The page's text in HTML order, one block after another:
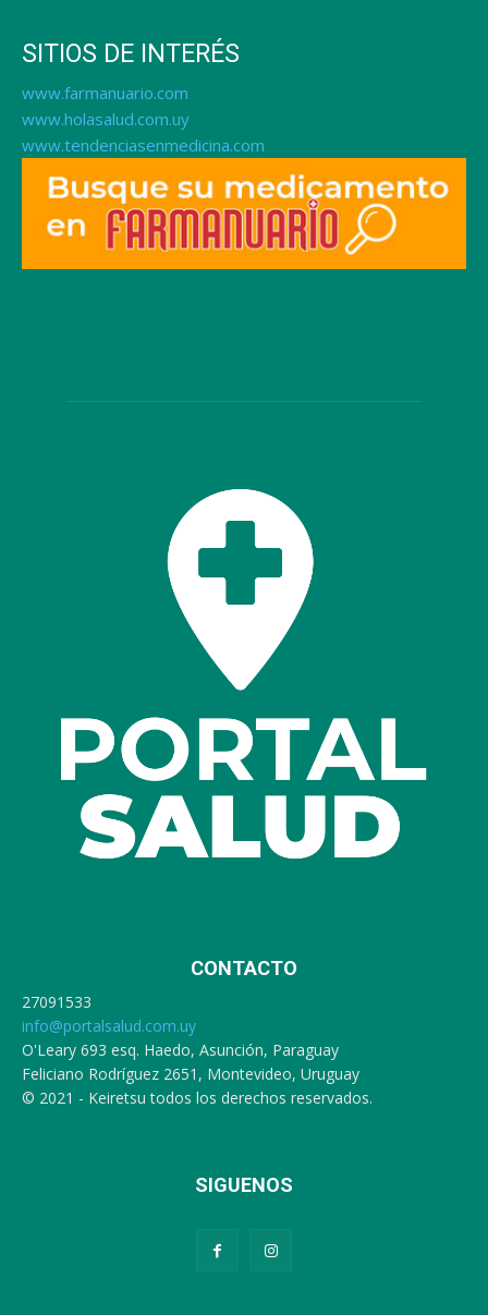
SITIOS DE INTERÉS
www.farmanuario.com
www.holasalud.com.uy
www.tendenciasenmedicina.com
CONTACTO
27091533
info@portalsalud.com.uy
O'Leary 693 esq. Haedo, Asunción, Paraguay
Feliciano Rodríguez 2651, Montevideo, Uruguay
© 2021 - Keiretsu todos los derechos reservados.
SIGUENOS